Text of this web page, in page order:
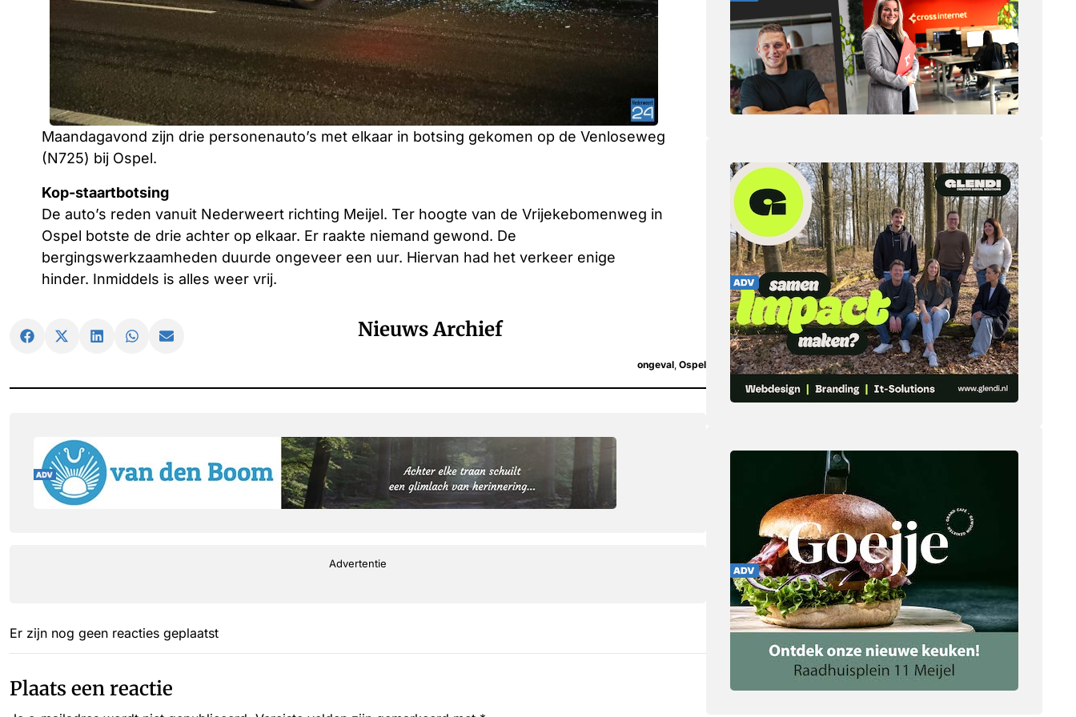
Maandagavond zijn drie personenauto’s met elkaar in botsing gekomen op de Venloseweg
(N725) bij Ospel.
Kop-staartbotsing
De auto’s reden vanuit Nederweert richting Meijel. Ter hoogte van de Vrijekebomenweg in
Ospel botste de drie achter op elkaar. Er raakte niemand gewond. De
bergingswerkzaamheden duurde ongeveer een uur. Hiervan had het verkeer enige
hinder. Inmiddels is alles weer vrij.
Nieuws Archief
ongeval Ospel
Advertentie
Er zijn nog geen reacties geplaatst
Plaats een reactie